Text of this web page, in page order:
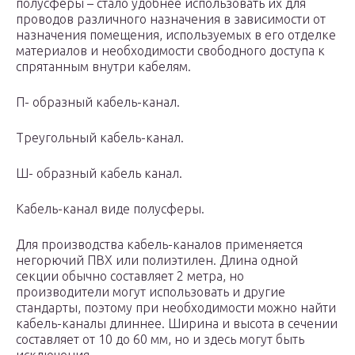
полусферы – стало удобнее использовать их для
проводов различного назначения в зависимости от
назначения помещения, используемых в его отделке
материалов и необходимости свободного доступа к
спрятанным внутри кабелям.
П- образный кабель-канал.
Треугольный кабель-канал.
Ш- образный кабель канал.
Кабель-канал виде полусферы.
Для производства кабель-каналов применяется
негорючий ПВХ или полиэтилен. Длина одной
секции обычно составляет 2 метра, но
производители могут использовать и другие
стандарты, поэтому при необходимости можно найти
кабель-каналы длиннее. Ширина и высота в сечении
составляет от 10 до 60 мм, но и здесь могут быть